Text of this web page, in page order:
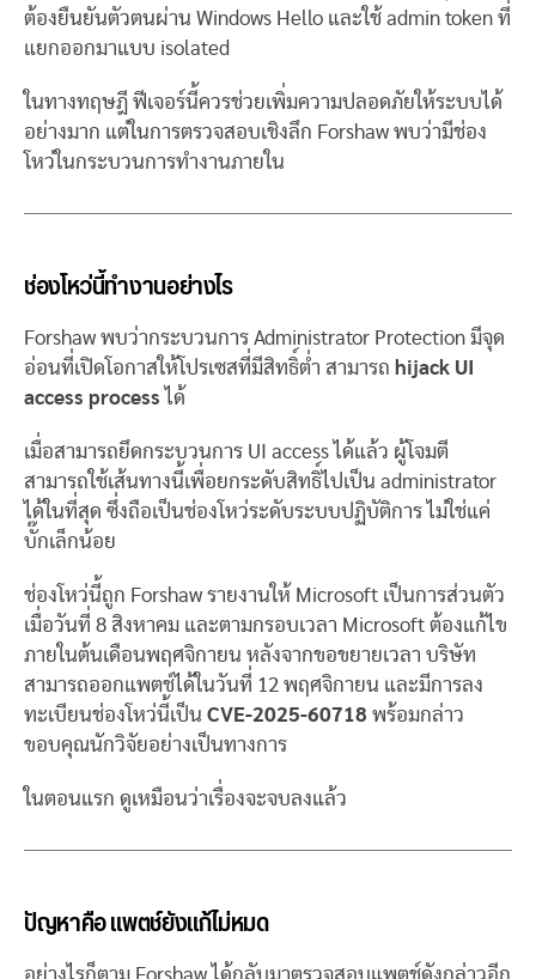
ต้องยืนยันตัวตนผ่าน Windows Hello และใช้ admin token ที่
แยกออกมาแบบ isolated
ในทางทฤษฎี ฟีเจอร์นี้ควรช่วยเพิ่มความปลอดภัยให้ระบบได้
อย่างมาก แต่ในการตรวจสอบเชิงลึก Forshaw พบว่ามีช่อง
โหว่ในกระบวนการทำงานภายใน
ช่องโหว่นี้ทำงานอย่างไร
Forshaw พบว่ากระบวนการ Administrator Protection มีจุด
อ่อนที่เปิดโอกาสให้โปรเซสที่มีสิทธิ์ต่ำ สามารถ hijack UI
access process ได้
เมื่อสามารถยึดกระบวนการ UI access ได้แล้ว ผู้โจมตี
สามารถใช้เส้นทางนี้เพื่อยกระดับสิทธิ์ไปเป็น administrator
ได้ในที่สุด ซึ่งถือเป็นช่องโหว่ระดับระบบปฏิบัติการ ไม่ใช่แค่
บั๊กเล็กน้อย
ช่องโหว่นี้ถูก Forshaw รายงานให้ Microsoft เป็นการส่วนตัว
เมื่อวันที่ 8 สิงหาคม และตามกรอบเวลา Microsoft ต้องแก้ไข
ภายในต้นเดือนพฤศจิกายน หลังจากขอขยายเวลา บริษัท
สามารถออกแพตช์ได้ในวันที่ 12 พฤศจิกายน และมีการลง
ทะเบียนช่องโหว่นี้เป็น CVE-2025-60718 พร้อมกล่าว
ขอบคุณนักวิจัยอย่างเป็นทางการ
ในตอนแรก ดูเหมือนว่าเรื่องจะจบลงแล้ว
ปัญหาคือ แพตช์ยังแก้ไม่หมด
อย่างไรก็ตาม Forshaw ได้กลับมาตรวจสอบแพตช์ดังกล่าวอีก